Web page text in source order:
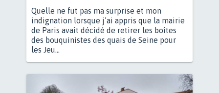
Quelle ne fut pas ma surprise et mon
indignation lorsque j’ai appris que la mairie
de Paris avait décidé de retirer les boîtes
des bouquinistes des quais de Seine pour
les Jeu...